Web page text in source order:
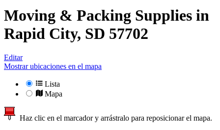
Moving & Packing Supplies in
Rapid City, SD 57702
Editar
Mostrar ubicaciones en el mapa
Lista
Mapa
Haz clic en el marcador y arrástralo para reposicionar el mapa.